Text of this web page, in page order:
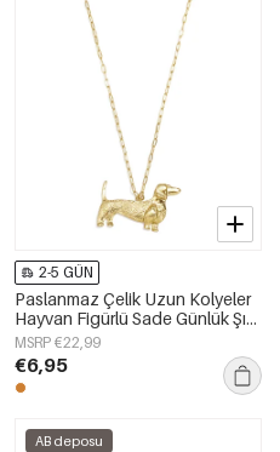
2-5 GÜN
Paslanmaz Çelik Uzun Kolyeler
Hayvan Figürlü Sade Günlük Şık
Seri Kadın Takıları
MSRP €22,99
€6,95
AB deposu